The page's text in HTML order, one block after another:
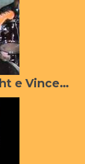
To be or not to be(Tann Wight e Vincent Jr)-canta Tann Wight